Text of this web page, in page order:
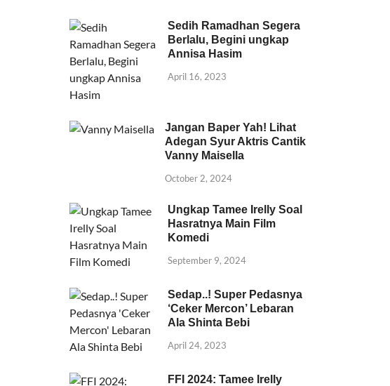
Sedih Ramadhan Segera
Berlalu, Begini ungkap
Annisa Hasim
April 16, 2023
Jangan Baper Yah! Lihat
Adegan Syur Aktris Cantik
Vanny Maisella
October 2, 2024
Ungkap Tamee Irelly Soal
Hasratnya Main Film
Komedi
September 9, 2024
Sedap..! Super Pedasnya
‘Ceker Mercon’ Lebaran
Ala Shinta Bebi
April 24, 2023
FFI 2024: Tamee Irelly